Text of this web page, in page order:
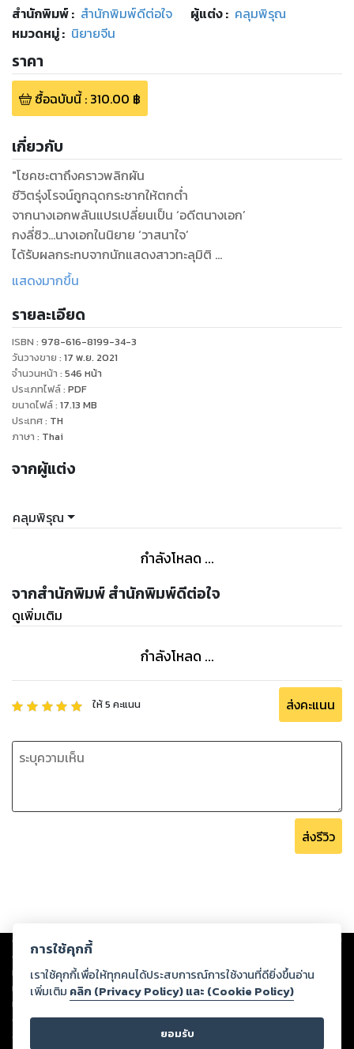
สำนักพิมพ์: สำนักพิมพ์ดีต่อใจ ผู้แต่ง : คลุมพิรุณ
หมวดหมู่: นิยายจีน
ราคา
ซื้อฉบับนี้: 310.00 ฿
เกี่ยวกับ
"โชคชะตาถึงคราวพลิกผัน
ชีวิตรุ่งโรจน์ถูกฉุดกระชากให้ตกต่ำ
จากนางเอกพลันแปรเปลี่ยนเป็น ‘อดีตนางเอก’
กงลี่ซิว…นางเอกในนิยาย ‘วาสนาใจ’
ได้รับผลกระทบจากนักแสดงสาวทะลุมิติ
อาศัยเนื้อหาของนิยายทำร้ายและช่วงชิงทุกสิ่งอย่างไปจากนาง
บ่อเกิดแห่งความเคียดแค้น…ได้นำพากงลี่ซิวหวนคืน
นับจากนี้ นางไม่ใช่นางเอกที่แสนดีอีกต่อไป
ผู้ใดทำกับนางไว้ ผู้นั้นต้องชดใช้!
"
แสดงมากขึ้น
รายละเอียด
ISBN : 978-616-8199-34-3
วันวางขาย : 17 พ.ย. 2021
จำนวนหน้า : 546 หน้า
ประเภทไฟล์: PDF
ขนาดไฟล์: 17.13 MB
ประเทศ: TH
ภาษา : Thai
จากผู้แต่ง
คลุมพิรุณ
กำลังโหลด ...
จากสำนักพิมพ์ สำนักพิมพ์ดีต่อใจ
ดูเพิ่มเติม
กำลังโหลด ...
ให้5 คะแนน ส่งคะแนน
ส่งรีวิว
Copyright © 2026
ต่อผลงานหรือเนื้อหาใดที่อัปโหลดผ่านเว็บไซต์และปรากฏว่าละเมิดสิทธิใน
ทรัพย์สินทางปัญญาของบุคคลอื่นหรือขัดต่อกฎหมายและศีลธรรม ดังนั้น ผู้อ่าน
ทุกท่านโปรดใช้วิจารณญาณในการกลั่นกรองด้วยตนเอง และหากท่านพบว่าส่วน
หนึ่งส่วนใดขัดต่อกฎหมายและศีลธรรม กรุณาแจ้งมายังบริษัท เพื่อทีมงานจะได้
ดำเนินการในทันที ทั้งนี้ ทางสตอรี่ล็อกขอสงวนลิขสิทธิ์ตามพระราชบัญญัติ
ลิขสิทธิ์ พ.ศ. 2537 (ฉบับล่าสุด)
การใช้คุกกี้
เราใช้คุกกี้เพื่อให้ทุกคนได้ประสบการณ์การใช้งานที่ดียิ่งขึ้นอ่าน
เพิ่มเติม คลิก (Privacy Policy) และ (Cookie Policy)
ยอมรับ